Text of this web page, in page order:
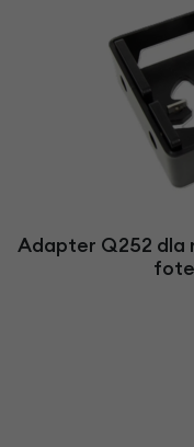
Adapter Q252 dla